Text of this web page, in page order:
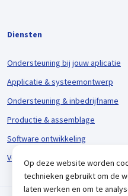
Diensten
Ondersteuning bij jouw aplicatie
Applicatie & systeemontwerp
Ondersteuning & inbedrijfname
Productie & assemblage
Software ontwikkeling
Voorraadbeheer & logistiek
Op deze website worden
technieken gebruikt om de
laten werken en om te